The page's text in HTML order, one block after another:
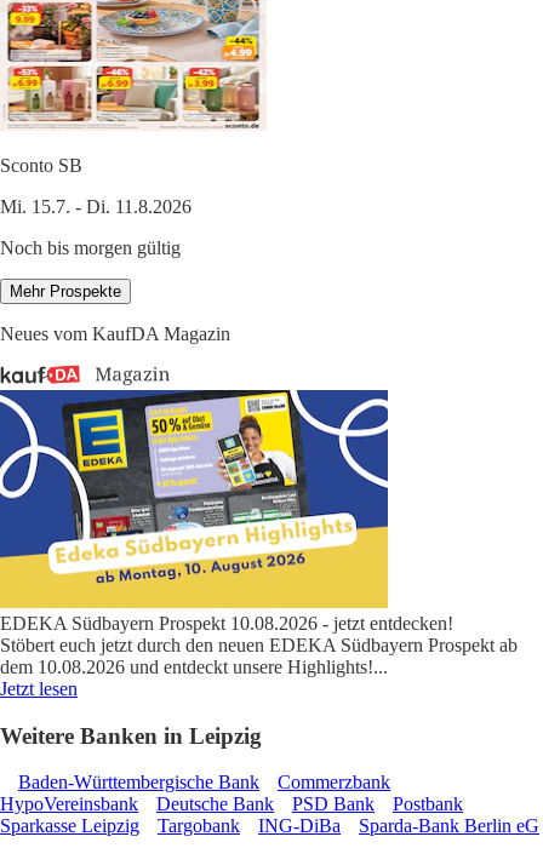
Sconto SB
Mi. 15.7. - Di. 11.8.2026
Noch bis morgen gültig
Mehr Prospekte
Neues vom KaufDA Magazin
EDEKA Südbayern Prospekt 10.08.2026 - jetzt entdecken!
Stöbert euch jetzt durch den neuen EDEKA Südbayern Prospekt ab
dem 10.08.2026 und entdeckt unsere Highlights!...
Jetzt lesen
Weitere Banken in Leipzig
Baden-Württembergische Bank
Commerzbank
HypoVereinsbank
Deutsche Bank PSD Bank
Postbank
Sparkasse Leipzig
Targobank ING-DiBa Sparda-Bank Berlin eG